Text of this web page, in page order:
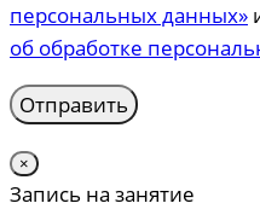
персональных данных»
об обработке
×
Запись на занятие